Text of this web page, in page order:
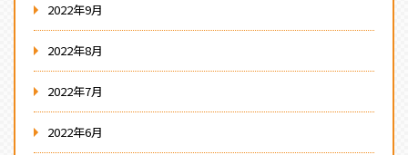
2022年9月
2022年8月
2022年7月
2022年6月